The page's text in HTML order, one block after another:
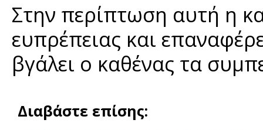
Στην περίπτωση αυτή η
ευπρέπειας και
βγάλει ο καθένας τα
Διαβάστε επίσης: